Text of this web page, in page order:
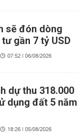
sẽ đón dòng
gần 7 tỷ USD
07:52 | 06/08/2026
dự thu 318.000
dụng đất 5 năm
18:26 | 05/08/2026